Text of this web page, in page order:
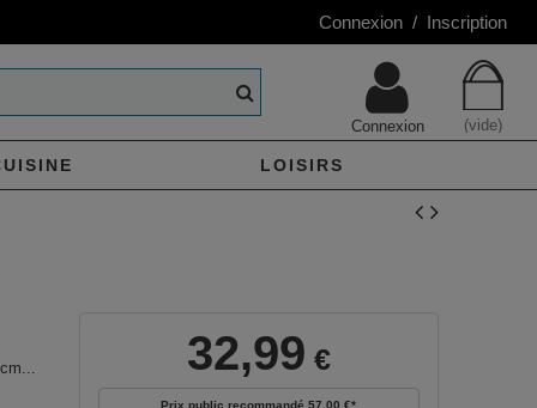
Connexion / Inscription
(vide)
Connexion
LOISIRS
32,99 €
Prix public recommandé 57,00 €*